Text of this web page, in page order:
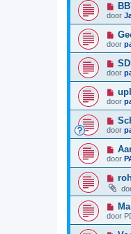
w
b
e
i
c
h
N
i
e
w
b
e
i
c
door
N
i
e
u
w
b
e
i
c
h
door
N
i
e
w
b
e
i
c
door
N
i
e
u
w
b
e
i
c
door
N
i
e
w
b
e
i
c
h
door
N
i
e
w
b
e
i
c
h
door
N
e
u
w
b
e
N
i
e
u
door